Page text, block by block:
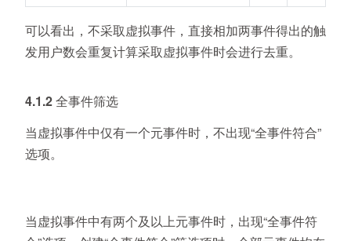
可以看出，不采取虚拟事件，直接相加两事件得出的触
发用户数会重复计算采取虚拟事件时会进行去重。
4.1.2 全事件筛选
当虚拟事件中仅有一个元事件时，不出现“全事件符合”
选项。
当虚拟事件中有两个及以上元事件时，出现“全事件符